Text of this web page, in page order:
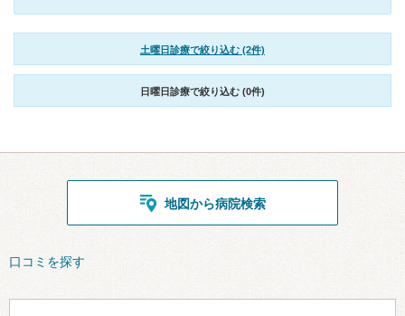
土曜日診療で絞り込む (2件)
日曜日診療で絞り込む (0件)
地図から病院検索
口コミを探す